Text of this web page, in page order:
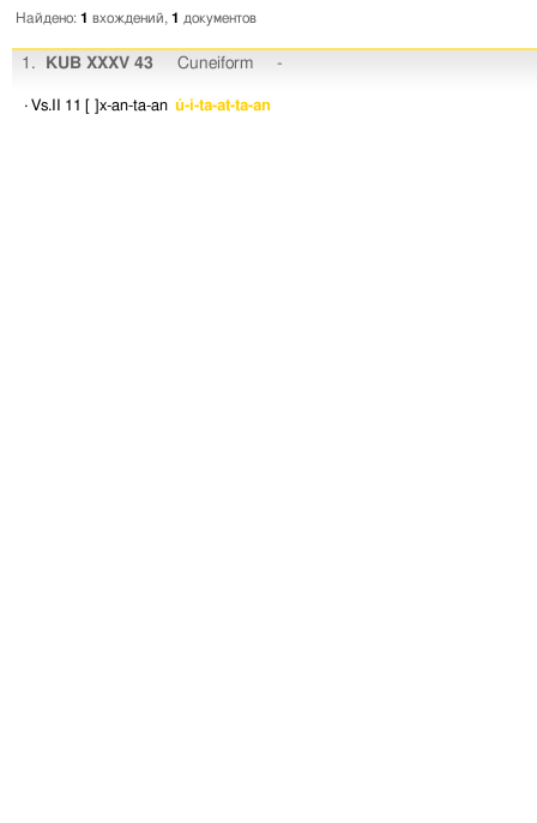
Найдено: 1 вхождений, 1 документов
1. KUB XXXV 43 Cuneiform -
· Vs.II 11 [ ]x-an-ta-an ú-i-ta-at-ta-an